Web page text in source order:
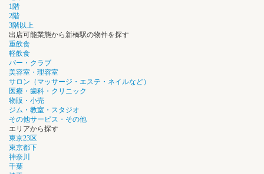
1階
2階
3階以上
出店可能業態から新橋駅の物件を探す
重飲食
軽飲食
バー・クラブ
美容室・理容室
サロン（マッサージ・エステ・ネイルなど）
医療・歯科・クリニック
物販・小売
ジム・教室・スタジオ
その他サービス・その他
エリアから探す
東京23区
東京都下
神奈川
千葉